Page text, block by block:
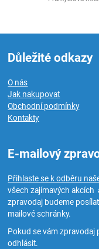
Důležité odkazy
O nás
Jak nakupovat
Obchodní podmínky
Kontakty
E-mailový
Přihlaste se k odběru
všech zajímavých akcích
zpravodaj budeme
mailové schránky.
Pokud se vám zpravodaj
odhlásit.